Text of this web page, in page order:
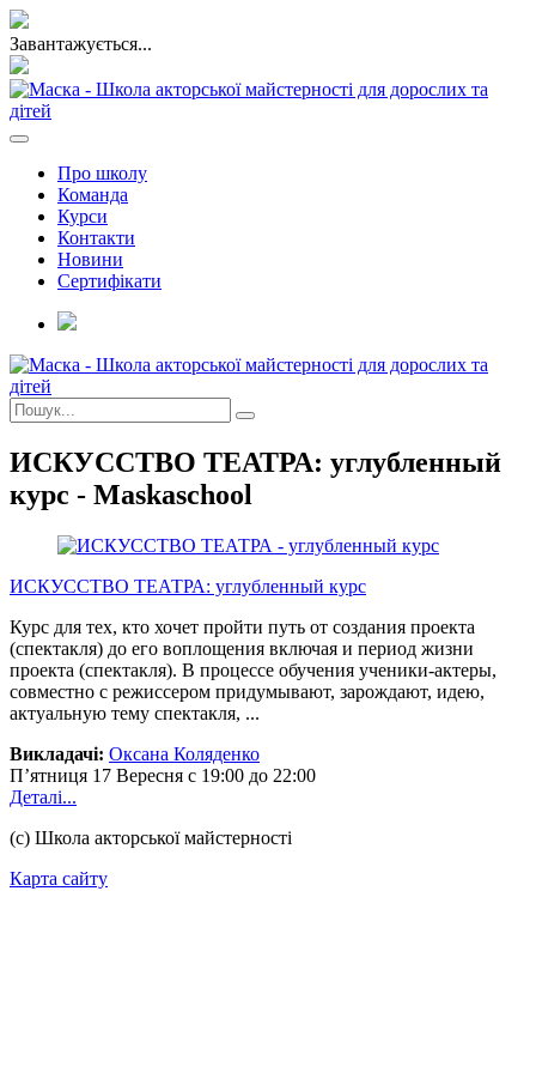
Завантажується...
Про школу
Команда
Курси
Контакти
Новини
Сертифікати
ИСКУССТВО ТЕАТРА: углубленный
курс - Maskaschool
ИСКУССТВО ТЕАТРА: углубленный курс
Курс для тех, кто хочет пройти путь от создания проекта
(спектакля) до его воплощения включая и период жизни
проекта (спектакля). В процессе обучения ученики-актеры,
совместно с режиссером придумывают, зарождают, идею,
актуальную тему спектакля, ...
Викладачі: Оксана Коляденко
П’ятниця 17 Вересня с 19:00 до 22:00
Деталі...
(с) Школа акторської майстерності
Карта сайту